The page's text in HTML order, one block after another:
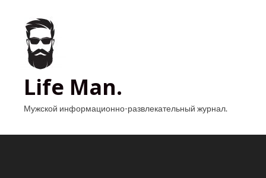
Life Man.
Мужской информационно-развлекательный журнал.